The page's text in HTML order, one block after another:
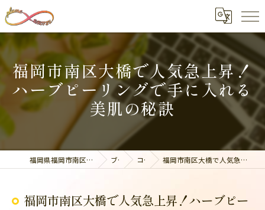
福岡市南区大橋で人気急上昇！
ハーブピーリングで手に入れる
美肌の秘訣
福岡県福岡市南区の整体なら美容整骨サロン plume ブログ コラム 福岡市南区大橋で人気急上昇！ハーブピーリングで手に入れる美肌の秘訣
福岡市南区大橋で人気急上昇！ハーブピー